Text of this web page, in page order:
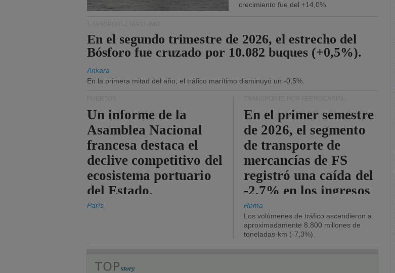
crecimiento fue del +14,0%.
En el segundo trimestre de 2026, el estrecho del
Bósforo fue cruzado por 10.082 buques (+0,5%).
Ankara
En la primera mitad del año, el tráfico marítimo disminuyó un -0,5%.
Un informe de la
Asamblea Nacional
francesa destaca el
declive competitivo del
ecosistema portuario
del Estado.
París
En el primer semestre
de 2026, el segmento
de transporte de
mercancías de FS
registró una caída del
-2,7% en los ingresos
operativos.
Roma
Los volúmenes de tráfico ascendieron a
aproximadamente 8.800 millones de
toneladas-km (-7,3%).